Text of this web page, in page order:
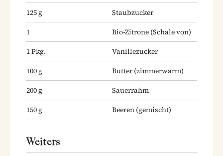
125g
Staubzucker
1
Bio-Zitrone (Schale von)
1Pkg.
Vanillezucker
100g Butter (zimmerwarm)
200g
Sauerrahm
150g Beeren (gemischt)
Weiters